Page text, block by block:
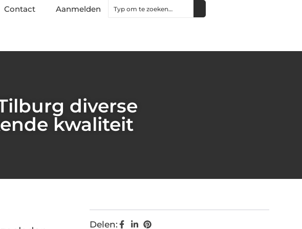
Contact Aanmelden
diverse
kwaliteit
Delen: